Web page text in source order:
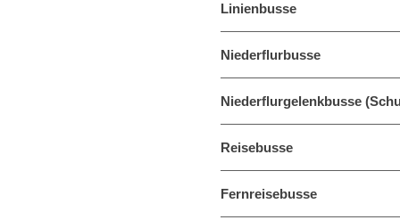
Linienbusse
Niederflurbusse
Niederflurgelenkbusse
Reisebusse
Fernreisebusse